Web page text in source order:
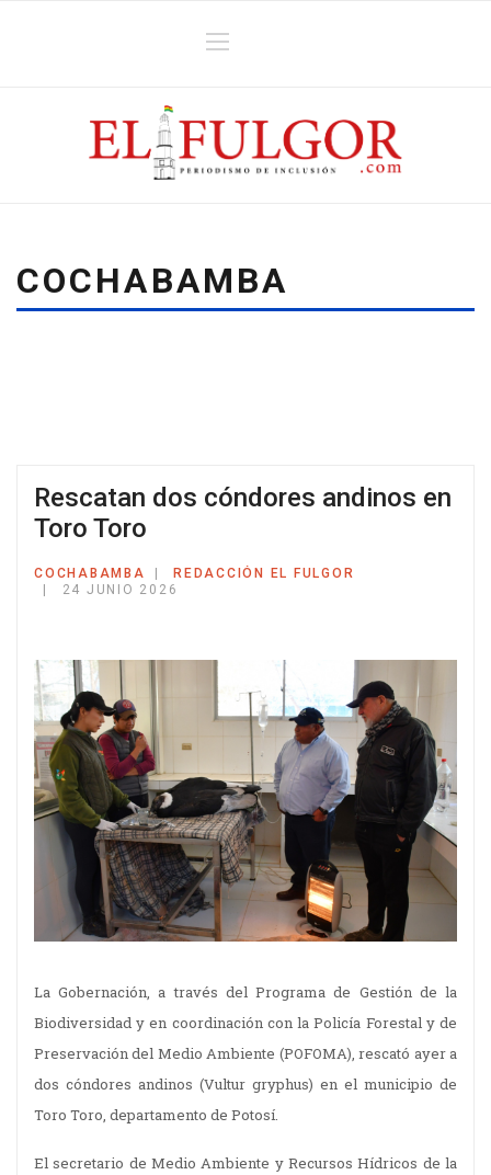
COCHABAMBA
Rescatan dos cóndores andinos en
Toro Toro
COCHABAMBA
REDACCIÓN EL FULGOR
24 JUNIO 2026
La Gobernación, a través del Programa de Gestión de la
Biodiversidad y en coordinación con la Policía Forestal y de
Preservación del Medio Ambiente (POFOMA), rescató ayer a
dos cóndores andinos (Vultur gryphus) en el municipio de
Toro Toro, departamento de Potosí.
El secretario de Medio Ambiente y Recursos Hídricos de la